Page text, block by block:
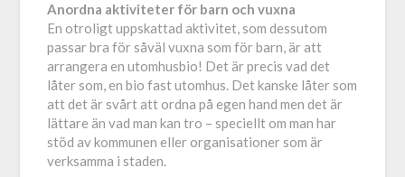
Anordna aktiviteter för barn och vuxna
En otroligt uppskattad aktivitet, som dessutom
passar bra för såväl vuxna som för barn, är att
arrangera en utomhusbio! Det är precis vad det
låter som, en bio fast utomhus. Det kanske låter som
att det är svårt att ordna på egen hand men det är
lättare än vad man kan tro – speciellt om man har
stöd av kommunen eller organisationer som är
verksamma i staden.